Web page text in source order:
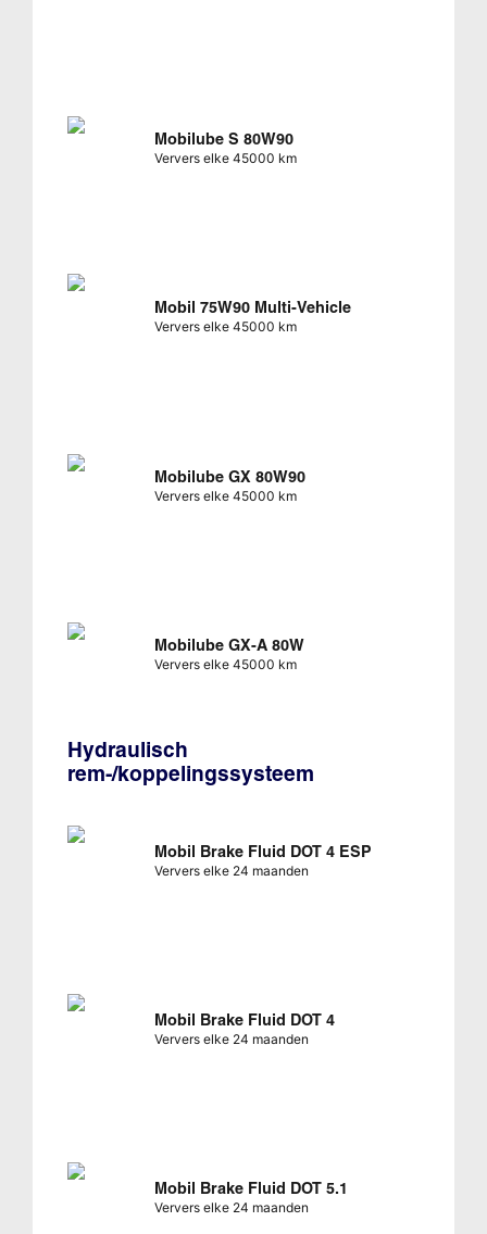
Mobilube S 80W90
Ververs elke 45000 km
Mobil 75W90 Multi-Vehicle
Ververs elke 45000 km
Mobilube GX 80W90
Ververs elke 45000 km
Mobilube GX-A 80W
Ververs elke 45000 km
Hydraulisch
rem-/koppelingssysteem
Mobil Brake Fluid DOT 4 ESP
Ververs elke 24 maanden
Mobil Brake Fluid DOT 4
Ververs elke 24 maanden
Mobil Brake Fluid DOT 5.1
Ververs elke 24 maanden